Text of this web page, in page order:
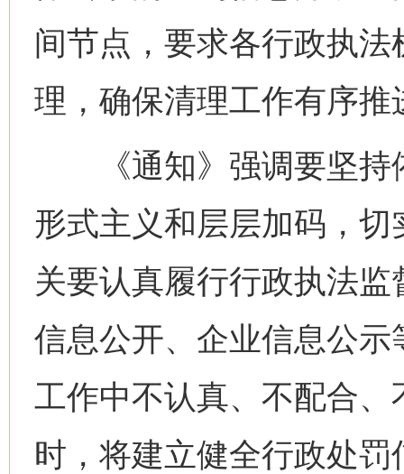
间节点，要求各行政执
理，确保清理工作有序推
《通知》强调要坚持
形式主义和层层加码，
关要认真履行行政执法
信息公开、企业信息公
工作中不认真、不配合
时，将建立健全行政处